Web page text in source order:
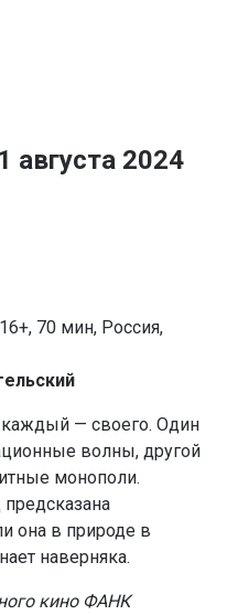
августа 2024
70 мин, Россия,
каждый — своего. Один
волны, другой
монополи.
она в природе в
наверняка.
кино ФАНК